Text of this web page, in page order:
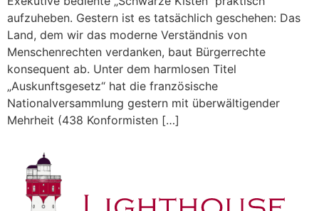
aufzuheben. Gestern ist es tatsächlich geschehen: Das
Land, dem wir das moderne Verständnis von
Menschenrechten verdanken, baut Bürgerrechte
konsequent ab. Unter dem harmlosen Titel
„Auskunftsgesetz“ hat die französische
Nationalversammlung gestern mit überwältigender
Mehrheit (438 Konformisten […]